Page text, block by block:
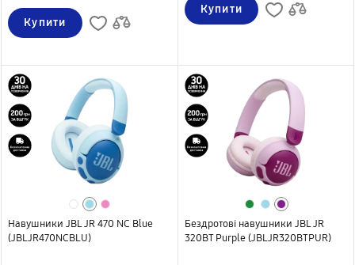
Купити
Купити
Навушники JBL JR 470 NC Blue
(JBLJR470NCBLU)
Бездротові навушники JBL JR
320BT Purple (JBLJR320BTPUR)